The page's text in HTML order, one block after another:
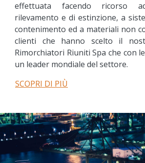
effettuata facendo ricorso
rilevamento e di estinzione, a
contenimento ed a materiali non
clienti che hanno scelto il
Rimorchiatori Riuniti Spa che con
un leader mondiale del settore.
SCOPRI DI PIÙ